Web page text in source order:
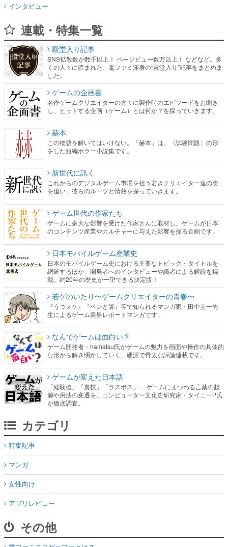
インタビュー
連載・特集一覧
殿堂入り記事
SNS拡散数が数千以上！ ページビュー数万以上！ などなど。多
くの人々に読まれた、電ファミ渾身の“殿堂入り”記事をまとめま
した。
ゲームの企画書
名作ゲームクリエイターの方々に製作時のエピソードをお聞き
し、ヒットする企画（ゲーム）とは何か？を探っていきます。
赫本
この物語を解いてはいけない。『赫本』は、〈試験問題〉の形
をした短編ホラー小説集です。
新世代に訊く
これからのデジタルゲーム市場を担う若きクリエイター達の姿
を追い、彼らのルーツと情熱を探っていきます。
ゲーム世代の作家たち
ゲームに多大な影響を受けた作家さんに取材し、ゲームが日本
のコンテンツ産業やカルチャーに与えた影響を探る企画です。
日本モバイルゲーム産業史
日本のモバイルゲーム史における主要なトピック・タイトルを
網羅するほか、開発者へのインタビューや識者による解説を掲
載。約20年の歴史が一望できる決定版！
若ゲのいたり〜ゲームクリエイターの青春〜
『うつヌケ』『ペンと箸』等で知られるマンガ家・田中圭一先
生によるゲーム業界レポートマンガです。
なんでゲームは面白い？
ゲーム開発者・hamatsu氏がゲームの魅力を画面や操作の具体的
な形から解き明かしていく、硬派で骨太な評論連載です。
ゲームが変えた日本語
「経験値」「裏技」「ラスボス」… ゲームにまつわる言葉の起
源や用法の変遷を、コンピューター文化史研究家・タイニーP氏
が徹底調査。
カテゴリ
特集記事
マンガ
女性向け
アプリレビュー
その他